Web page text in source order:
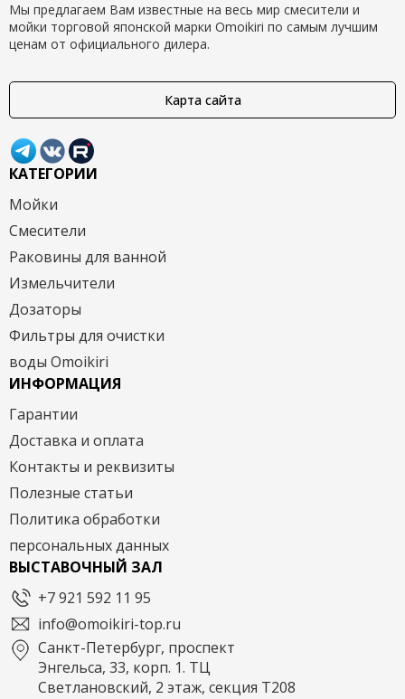
Мы предлагаем Вам известные на весь мир смесители и
мойки торговой японской марки Omoikiri по самым лучшим
ценам от официального дилера.
Карта сайта
КАТЕГОРИИ
Мойки
Смесители
Раковины для ванной
Измельчители
Дозаторы
Фильтры для очистки
воды Omoikiri
ИНФОРМАЦИЯ
Гарантии
Доставка и оплата
Контакты и реквизиты
Полезные статьи
Политика обработки
персональных данных
ВЫСТАВОЧНЫЙ ЗАЛ
+7 921 592 11 95
info@omoikiri-top.ru
Санкт-Петербург, проспект
Энгельса, 33, корп. 1. ТЦ
Светлановский, 2 этаж, секция Т208